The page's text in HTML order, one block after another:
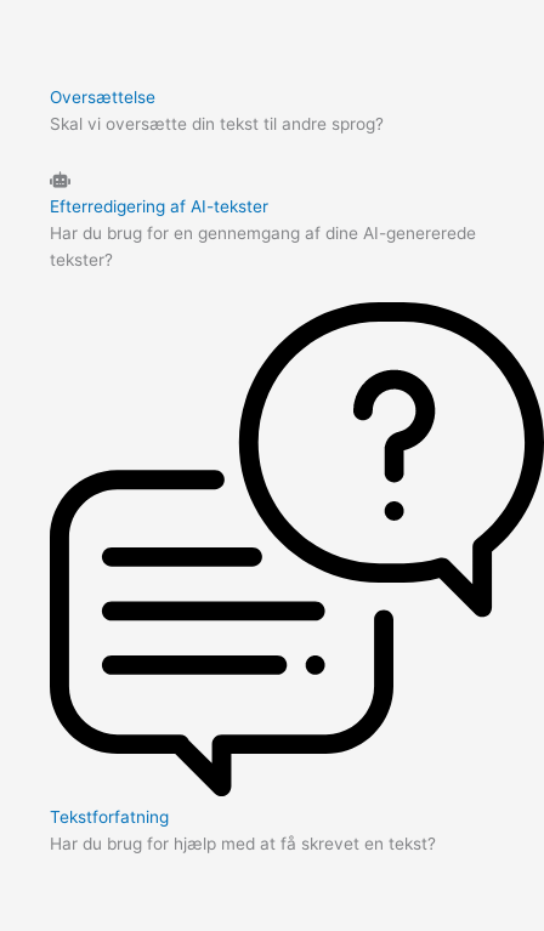
Oversættelse
Skal vi oversætte din tekst til andre sprog?
Efterredigering af AI-tekster
Har du brug for en gennemgang af dine AI-genererede
tekster?
Tekstforfatning
Har du brug for hjælp med at få skrevet en tekst?